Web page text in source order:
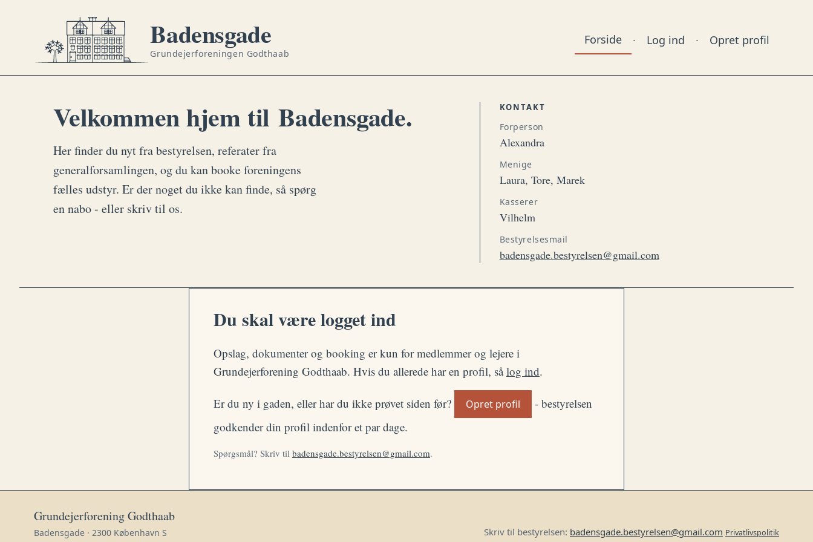
Badensgade
Grundejerforeningen Godthaab
Forside · Log ind · Opret profil
Velkommen hjem til Badensgade.
Her finder du nyt fra bestyrelsen, referater fra
generalforsamlingen, og du kan booke foreningens
fælles udstyr. Er der noget du ikke kan finde, så spørg
en nabo - eller skriv til os.
KONTAKT
Forperson
Alexandra
Menige
Laura, Tore, Marek
Kasserer
Vilhelm
Bestyrelsesmail
badensgade.bestyrelsen@gmail.com
Du skal være logget ind
Opslag, dokumenter og booking er kun for medlemmer og lejere i
Grundejerforening Godthaab. Hvis du allerede har en profil, sålog ind.
Er du ny i gaden, eller har du ikke prøvet siden før? Opret profil
- bestyrelsen
godkender din profil indenfor et par dage.
Spørgsmål? Skriv til badensgade.bestyrelsen@gmail.com.
Grundejerforening Godthaab
Badensgade · 2300 København S Skriv til bestyrelsen: badensgade.bestyrelsen@gmail.com Privatlivspolitik